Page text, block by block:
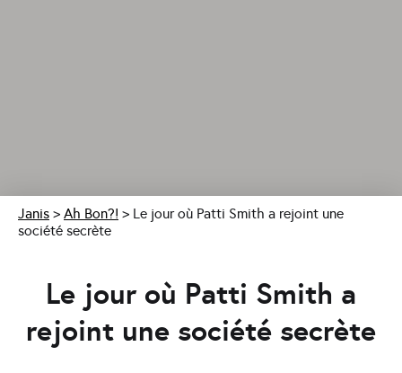
Janis > Ah Bon?! > Le jour où Patti Smith a rejoint une
société secrète
Le jour où Patti Smith a
rejoint une société secrète